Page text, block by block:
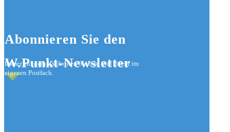
Abonnieren Sie den
W.Punkt-Newsletter
Immer auf dem Laufenden bleiben und direkt im
eigenen Postfach.